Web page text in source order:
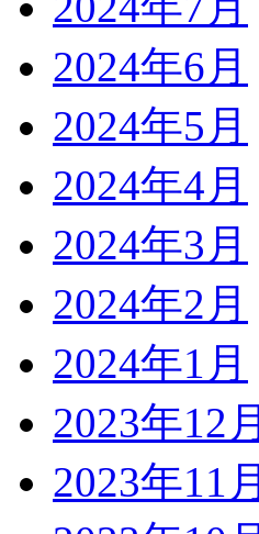
2024年6月
2024年5月
2024年4月
2024年3月
2024年2月
2024年1月
2023年12月
2023年11月